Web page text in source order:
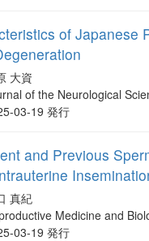
of Japanese
大資
of the Neurological
03-19 発行
and Previous
真紀
Medicine and
03-19 発行